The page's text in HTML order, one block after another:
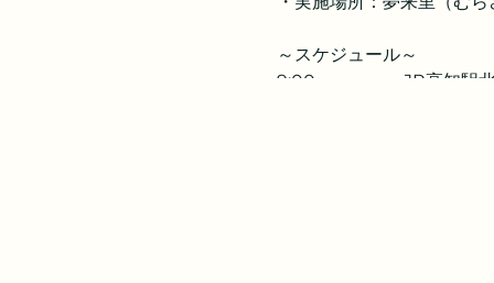
～スケジュール～
9:00 JR高知駅北口